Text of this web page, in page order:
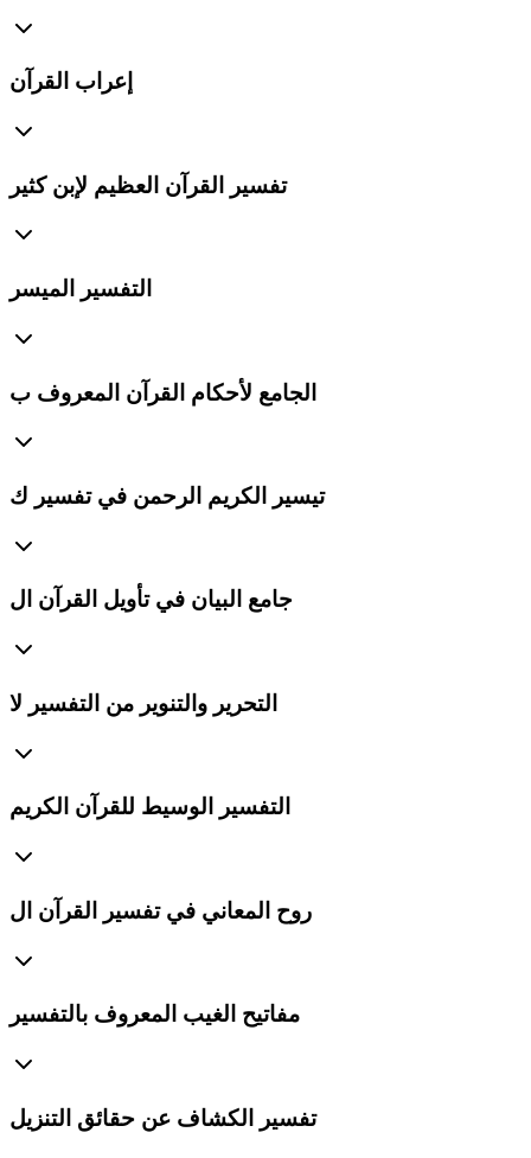
إعراب القرآن
تفسير القرآن العظيم لإبن كثير
التفسير الميسر
الجامع لأحكام القرآن المعروف ب
تيسير الكريم الرحمن في تفسير ك
جامع البيان في تأويل القرآن ال
التحرير والتنوير من التفسير لا
التفسير الوسيط للقرآن الكريم
روح المعاني في تفسير القرآن ال
مفاتيح الغيب المعروف بالتفسير
تفسير الكشاف عن حقائق التنزيل